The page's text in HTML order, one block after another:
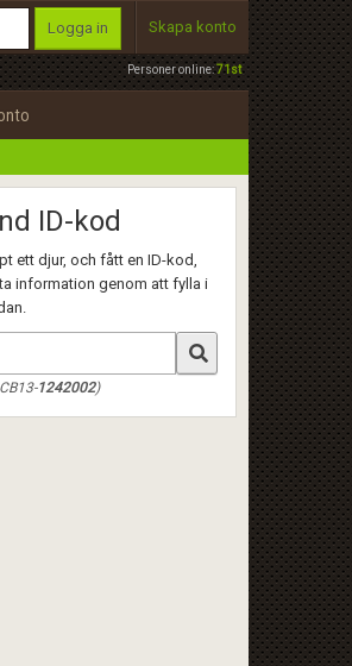
Personer online:71st
Logga in Skapa konto
ID-kod
ett djur, och fått en ID-kod,
information genom att fylla i
1242002)